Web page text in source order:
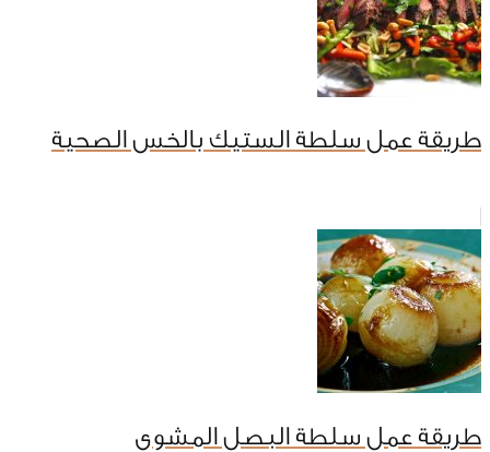
طريقة عمل سلطة الستيك بالخس الصحية
طريقة عمل سلطة البصل المشوي